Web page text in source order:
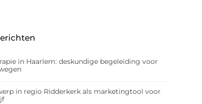
in Haarlem: deskundige begeleiding voor
in regio Ridderkerk als marketingtool voor